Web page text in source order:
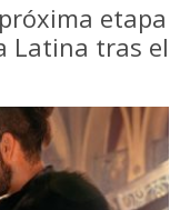
etapa
Latina tras el